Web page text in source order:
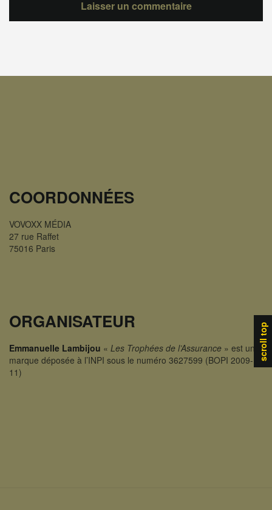
COORDONNÉES
VOVOXX MÉDIA
27 rue Raffet
75016 Paris
ORGANISATEUR
Emmanuelle Lambijou « Les Trophées de l’Assurance » est une
marque déposée à l’INPI sous le numéro 3627599 (BOPI 2009-
11)
scroll top